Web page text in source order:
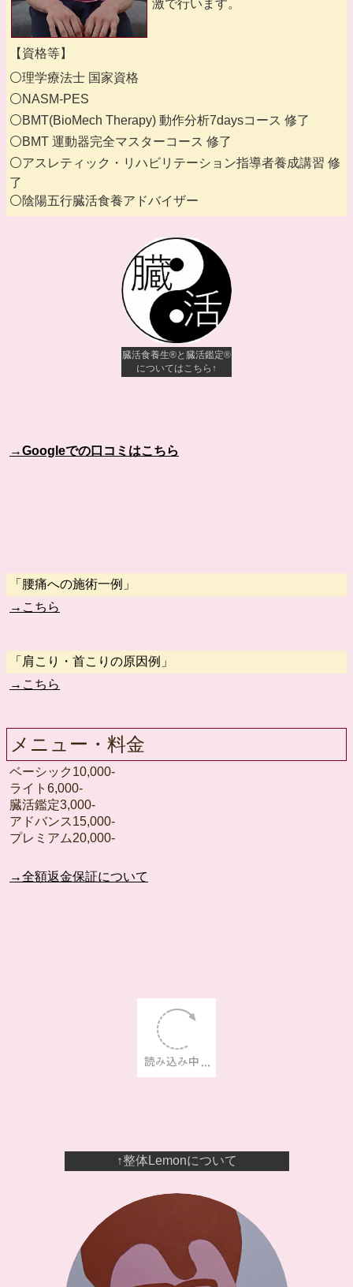
激で行います。
【資格等】
⚪理学療法士 国家資格
⚪NASM-PES
⚪BMT(BioMech Therapy) 動作分析7daysコース 修了
⚪BMT 運動器完全マスターコース 修了
⚪アスレティック・リハビリテーション指導者養成講習 修
了
⚪陰陽五行臓活食養アドバイザー
臓活食養生®︎と臓活鑑定®︎
についてはこちら↑
→Googleでの口コミはこちら
「腰痛への施術一例」
→こちら
「肩こり・首こりの原因例」
→こちら
メニュー・料金
ベーシック10,000-
ライト6,000-
臓活鑑定3,000-
アドバンス15,000-
プレミアム20,000-
→全額返金保証について
↑整体Lemonについて